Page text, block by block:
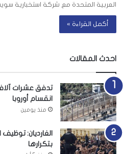
العربية المتحدة مع شركة استخبارية
أكمل القراءة »
احدث المقالات
تدفق عشرات
انقسام أوروبا
منذ يومين
الغارديان:
بتكرارها